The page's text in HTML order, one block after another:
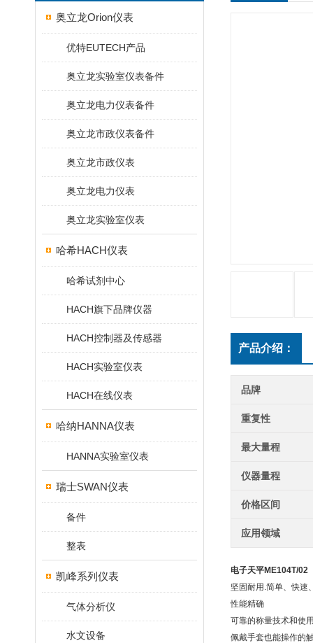
奥立龙Orion仪表
优特EUTECH产品
奥立龙实验室仪表备件
奥立龙电力仪表备件
奥立龙市政仪表备件
奥立龙市政仪表
奥立龙电力仪表
奥立龙实验室仪表
哈希HACH仪表
哈希试剂中心
HACH旗下品牌仪器
HACH控制器及传感器
HACH实验室仪表
HACH在线仪表
哈纳HANNA仪表
HANNA实验室仪表
瑞士SWAN仪表
备件
整表
凯峰系列仪表
气体分析仪
水文设备
产品介绍：
品牌
重复性
最大量程
仪器量程
价格区间
应用领域
电子天平ME104T/02
坚固耐用.简单、快速
性能精确
可靠的称量技术和使
佩戴手套也能操作的